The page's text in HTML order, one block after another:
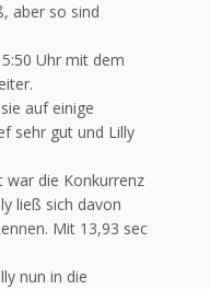
aber so sind
Uhr mit dem
auf einige
sehr gut und Lilly
die Konkurrenz
ließ sich davon
Mit 13,93 sec
nun in die